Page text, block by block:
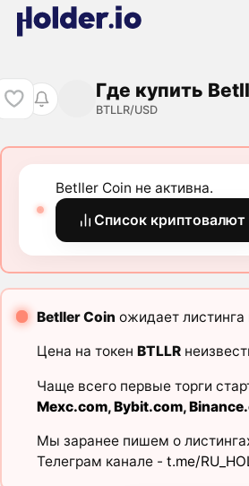
Где купить
BTLLR/USD
Betller Coin не активна.
Список криптовалют
Betller Coin ожидает
Цена на токен BTLLR
Чаще всего первые торги
Mexc.com,Bybit.com,
Мы заранее пишем о
Телеграм канале - t.me/